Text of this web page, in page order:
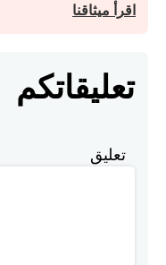
اقرأ ميثاقنا
تعليقاتكم
تعليق